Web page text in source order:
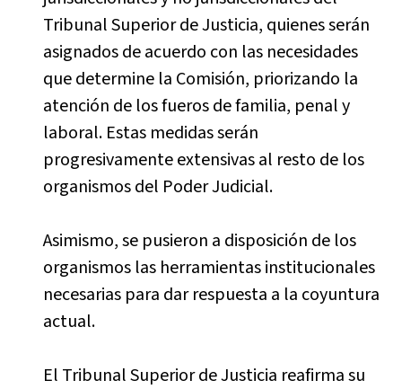
Tribunal Superior de Justicia, quienes serán
asignados de acuerdo con las necesidades
que determine la Comisión, priorizando la
atención de los fueros de familia, penal y
laboral. Estas medidas serán
progresivamente extensivas al resto de los
organismos del Poder Judicial.
Asimismo, se pusieron a disposición de los
organismos las herramientas institucionales
necesarias para dar respuesta a la coyuntura
actual.
El Tribunal Superior de Justicia reafirma su